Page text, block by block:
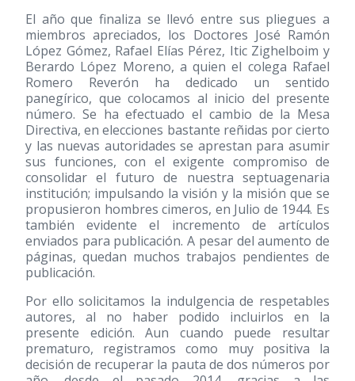
El año que finaliza se llevó entre sus pliegues a
miembros apreciados, los Doctores José Ramón
López Gómez, Rafael Elías Pérez, Itic Zighelboim y
Berardo López Moreno, a quien el colega Rafael
Romero Reverón ha dedicado un sentido
panegírico, que colocamos al inicio del presente
número. Se ha efectuado el cambio de la Mesa
Directiva, en elecciones bastante reñidas por cierto
y las nuevas autoridades se aprestan para asumir
sus funciones, con el exigente compromiso de
consolidar el futuro de nuestra septuagenaria
institución; impulsando la visión y la misión que se
propusieron hombres cimeros, en Julio de 1944. Es
también evidente el incremento de artículos
enviados para publicación. A pesar del aumento de
páginas, quedan muchos trabajos pendientes de
publicación.
Por ello solicitamos la indulgencia de respetables
autores, al no haber podido incluirlos en la
presente edición. Aun cuando puede resultar
prematuro, registramos como muy positiva la
decisión de recuperar la pauta de dos números por